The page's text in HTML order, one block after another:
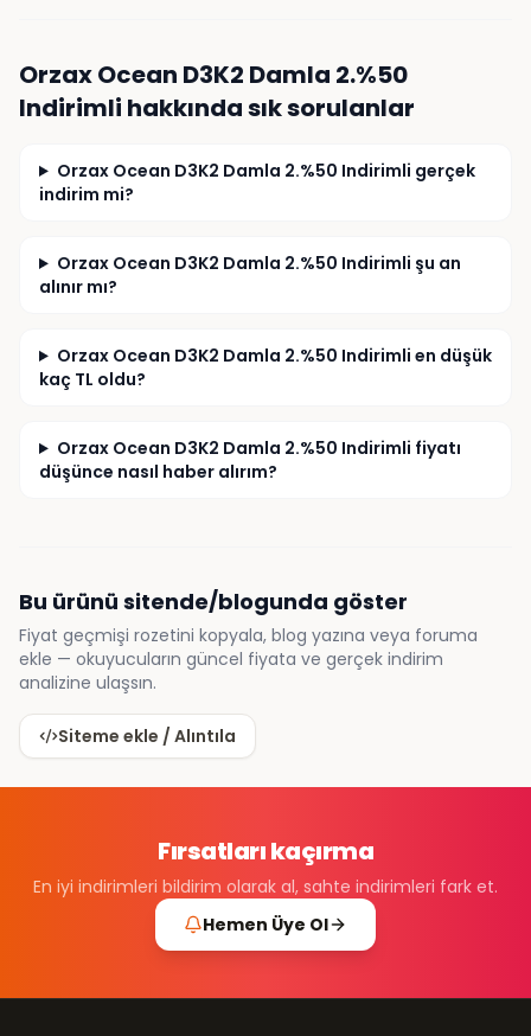
Orzax Ocean D3K2 Damla 2.%50
Indirimli hakkında sık sorulanlar
Orzax Ocean D3K2 Damla 2.%50 Indirimli gerçek
indirim mi?
Orzax Ocean D3K2 Damla 2.%50 Indirimli şu an
alınır mı?
Orzax Ocean D3K2 Damla 2.%50 Indirimli en düşük
kaç TL oldu?
Orzax Ocean D3K2 Damla 2.%50 Indirimli fiyatı
düşünce nasıl haber alırım?
Bu ürünü sitende/blogunda göster
Fiyat geçmişi rozetini kopyala, blog yazına veya foruma
ekle — okuyucuların güncel fiyata ve gerçek indirim
analizine ulaşsın.
Siteme ekle / Alıntıla
Fırsatları kaçırma
En iyi indirimleri bildirim olarak al, sahte indirimleri fark et.
Hemen Üye Ol